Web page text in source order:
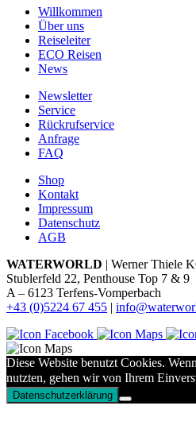
Willkommen
Über uns
Reiseleiter
ECO Reisen
News
Newsletter
Service
Rückrufservice
Anfrage
FAQ
Shop
Kontakt
Impressum
Datenschutz
AGB
WATERWORLD | Werner Thiele
Stublerfeld 22, Penthouse Top 7 & 9
A – 6123 Terfens-Vomperbach
+43 (0)5224 67 455 |
Diese Website benutzt Cookies.
nutzten, gehen wir von Ihrem
Datenschutzerklärung